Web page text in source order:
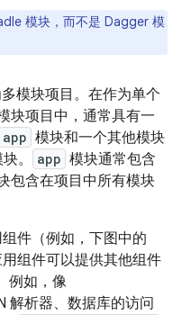
模块，而不是 Dagger 模
模块项目。在作为单个
块项目中，通常具有一
app 模块和一个其他模块
。 app 模块通常包含
包含在项目中所有模块
件（例如，下图中的
用组件可以提供其他组件
例如，像
解析器、数据库的访问